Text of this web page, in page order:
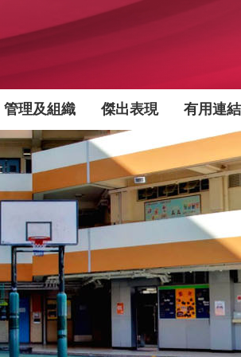
管理及組織 傑出表現 有用連結